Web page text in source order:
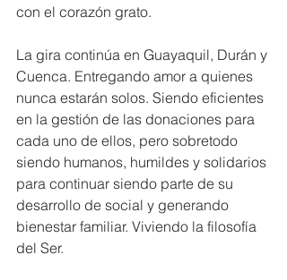
con el corazón grato.
La gira continúa en Guayaquil, Durán y
Cuenca. Entregando amor a quienes
nunca estarán solos. Siendo eficientes
en la gestión de las donaciones para
cada uno de ellos, pero sobretodo
siendo humanos, humildes y solidarios
para continuar siendo parte de su
desarrollo de social y generando
bienestar familiar. Viviendo la filosofía
del Ser.